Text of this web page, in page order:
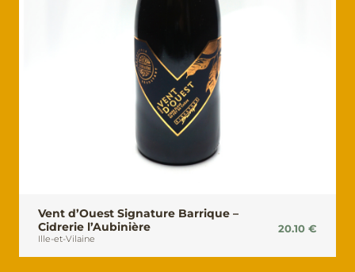
Vent d’Ouest Signature Barrique –
Cidrerie l’Aubinière
Ille-et-Vilaine
20.10 €